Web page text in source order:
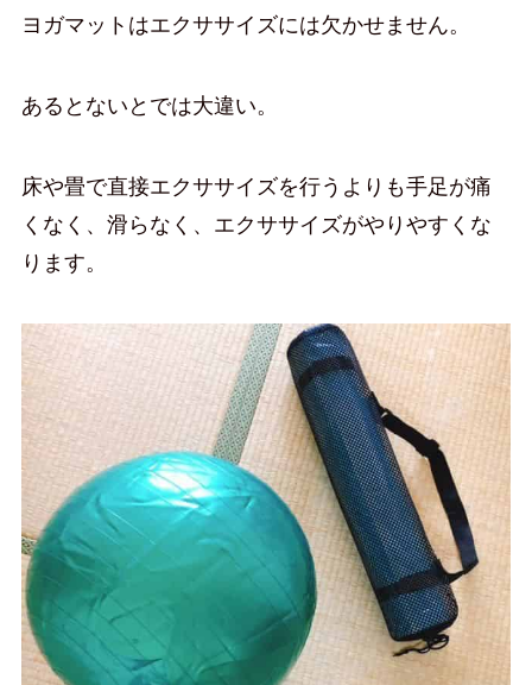
ヨガマットはエクササイズには欠かせません。
あるとないとでは大違い。
床や畳で直接エクササイズを行うよりも手足が痛
くなく、滑らなく、エクササイズがやりやすくな
ります。